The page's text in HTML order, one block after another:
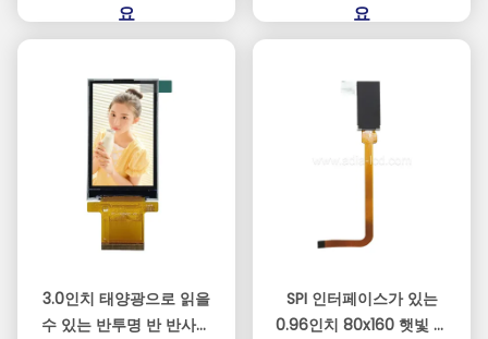
요
요
3.0인치 태양광으로 읽을
수 있는 반투명 반 반사성
SPI 인터페이스가 있는
0.96인치 80x160 햇빛 판